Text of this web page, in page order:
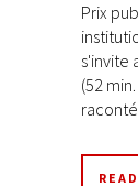
Prix
s'invite
(52